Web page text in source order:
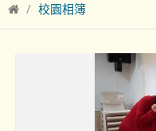
校園相簿